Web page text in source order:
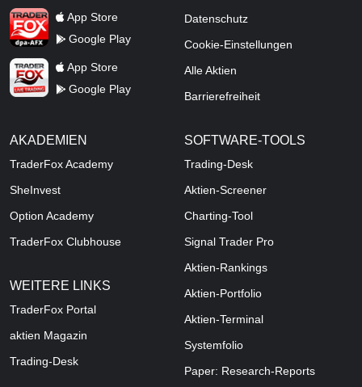
TraderFox dpa-AFX ProFeed
App Store
Google Play
TraderFox Live Trading
App Store
Google Play
Datenschutz
Cookie-Einstellungen
Alle Aktien
Barrierefreiheit
AKADEMIEN
TraderFox Academy
SheInvest
Option Academy
TraderFox Clubhouse
WEITERE LINKS
TraderFox Portal
aktien Magazin
Trading-Desk
SOFTWARE-TOOLS
Trading-Desk
Aktien-Screener
Charting-Tool
Signal Trader Pro
Aktien-Rankings
Aktien-Portfolio
Aktien-Terminal
Systemfolio
Paper: Research-Reports